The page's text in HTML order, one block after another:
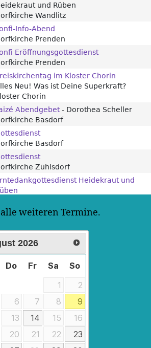
weiteren Termine.
2026
Do Fr Sa
So
1
2
6 7 8
9
13 14 15
16
20 21 22
23